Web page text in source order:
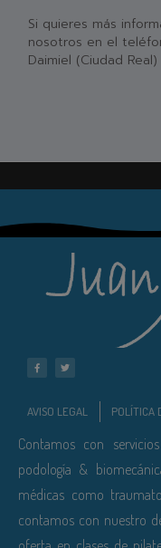
Si quieres más
nosotros en el
Daimiel (Ciudad Real)
AVISO LEGAL POLÍTICA
Contamos con
podología &
médicas como
contamos con nuestro